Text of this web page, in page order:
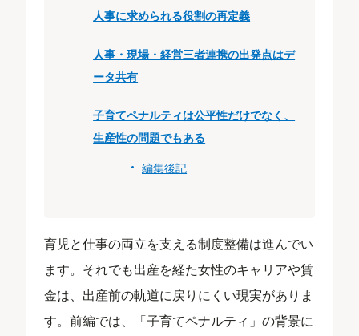
人事に求められる役割の再定義
人事・現場・経営三者連携の出発点はデ
ータ共有
子育てペナルティは公平性だけでなく、
生産性の問題でもある
編集後記
育児と仕事の両立を支える制度整備は進んでい
ます。それでも出産を経た女性のキャリアや賃
金は、出産前の軌道に戻りにくい現実がありま
す。前編では、「子育てペナルティ」の背景に